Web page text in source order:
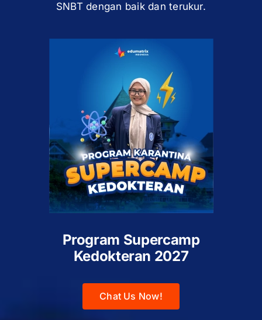
SNBT dengan baik dan terukur.
Program Supercamp
Kedokteran 2027
Chat Us Now!